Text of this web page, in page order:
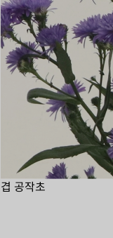
겹 공작초